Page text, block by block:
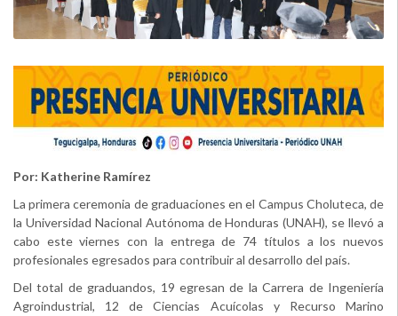
Por: Katherine Ramírez
La primera ceremonia de graduaciones en el Campus Choluteca, de
la Universidad Nacional Autónoma de Honduras (UNAH), se llevó a
cabo este viernes con la entrega de 74 títulos a los nuevos
profesionales egresados para contribuir al desarrollo del país.
Del total de graduandos, 19 egresan de la Carrera de Ingeniería
Agroindustrial, 12 de Ciencias Acuícolas y Recurso Marino